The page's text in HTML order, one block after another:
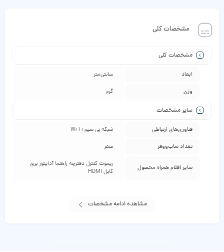
مشخصات کلی
مشخصات کلی
ابعاد سانتی‌متر
وزن گرم
سایر مشخصات
فناوری‌های ارتباطی شبکه بی سیم Wi-Fi
تعداد ساب‌ووفر صفر
سایر اقلام همراه محصول
ریموت کنترل دفترچه راهنما آداپتور برق
کابل HDMI
مشاهده ادامه مشخصات